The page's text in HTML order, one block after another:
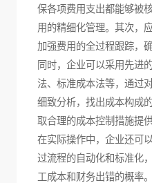
保各项费用支出都能够被
用的精细化管理。其次，
加强费用的全过程跟踪，
同时，企业可以采用先进
法、标准成本法等，通过
细致分析，找出成本构成
取合理的成本控制措施提供
在实际操作中，企业还可
过流程的自动化和标准化
工成本和财务出错的概率。